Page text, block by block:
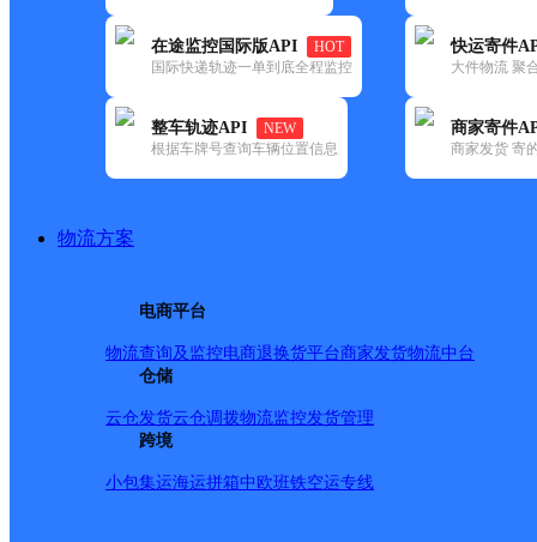
在途监控国际版API
HOT
国际快递轨迹一单到底全程监控
整车轨迹API
NEW
根据车牌号查询车辆位置信息
快运寄件
大件物流 聚
商家寄件
商家发货 寄
物流方案
电商平台
物流查询及监控电商退换货平台商家发货物流中台
仓储
云仓发货云仓调拨物流监控发货管理
跨境
小包集运海运拼箱中欧班铁空运专线
百世
莫力达瓦旗
更新时间：2021-11-26 00:00:00
所属快递：百世快递
所属区域：内蒙古自治区-呼伦贝尔市-莫力达瓦达斡尔族自
网点地址：莫力达瓦旗尼尔基镇佳合春天中区9号楼102号
网点负责人：